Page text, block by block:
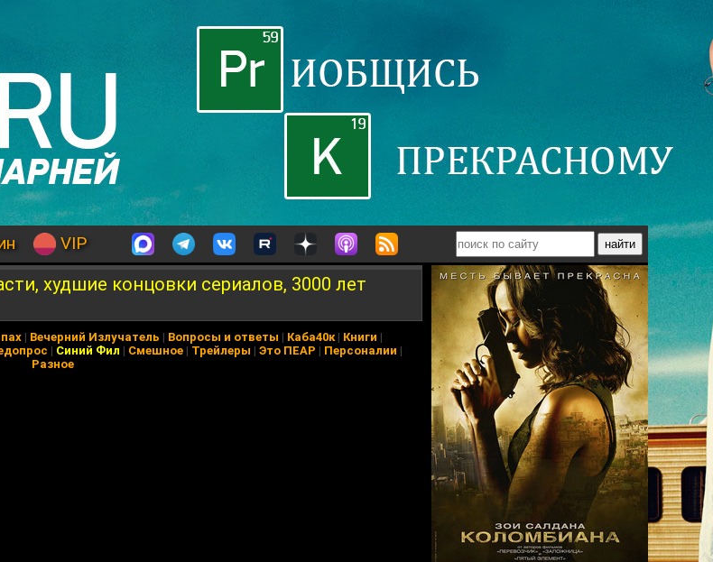
VIP
худшие концовки сериалов, 3000 лет
| Вечерний Излучатель | Вопросы и ответы | Каба40к| Книги |
| Синий Фил | Смешное | Трейлеры | Это ПЕАР | Персоналии |
Разное